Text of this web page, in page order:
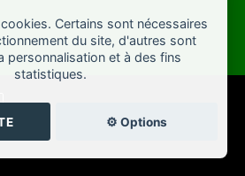
Certains sont nécessaires
du site, d'autres sont
personnalisation et à des fins
statistiques.
⚙️ Options